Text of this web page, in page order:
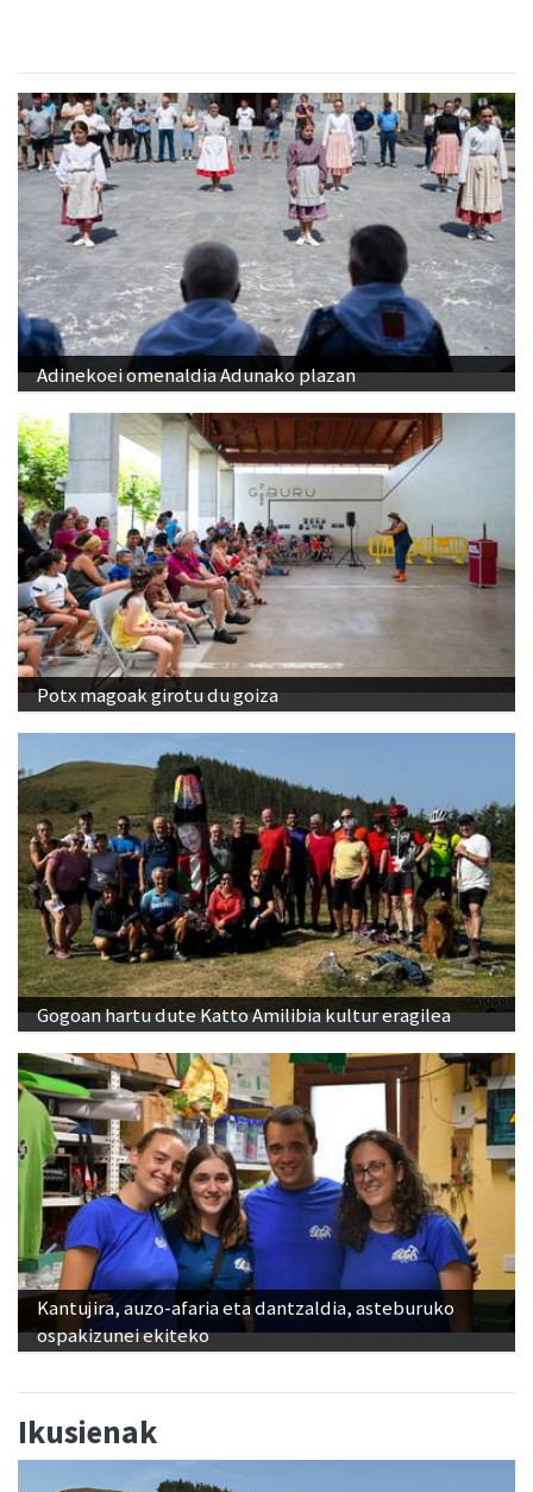
Adinekoei omenaldia Adunako plazan
Potx magoak girotu du goiza
Gogoan hartu dute Katto Amilibia kultur eragilea
Kantujira, auzo-afaria eta dantzaldia, asteburuko
ospakizunei ekiteko
Ikusienak